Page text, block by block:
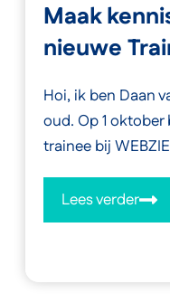
Maak
nieuwe
Hoi, ik ben Daan
oud. Op 1
trainee bij
Lees verder